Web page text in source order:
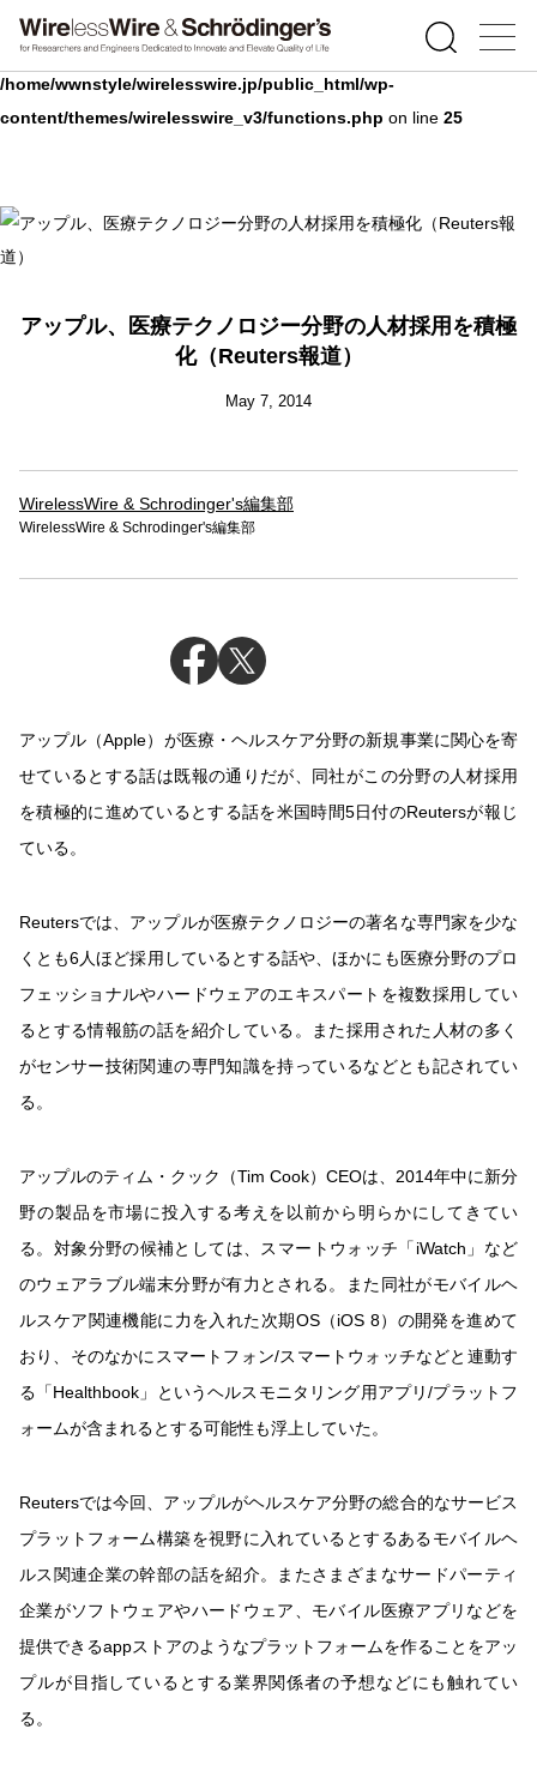
Warning: Undefined array key 0 in
/home/wwnstyle/wirelesswire.jp/public_html/wp-
content/themes/wirelesswire_v3/functions.php on line 25
アップル、医療テクノロジー分野の人材採用を積極
化（Reuters報道）
May 7, 2014
WirelessWire & Schrodinger's編集部
WirelessWire & Schrodinger's編集部
アップル（Apple）が医療・ヘルスケア分野の新規事業に関心を寄
せているとする話は既報の通りだが、同社がこの分野の人材採用
を積極的に進めているとする話を米国時間5日付のReutersが報じ
ている。
Reutersでは、アップルが医療テクノロジーの著名な専門家を少な
くとも6人ほど採用しているとする話や、ほかにも医療分野のプロ
フェッショナルやハードウェアのエキスパートを複数採用してい
るとする情報筋の話を紹介している。また採用された人材の多く
がセンサー技術関連の専門知識を持っているなどとも記されてい
る。
アップルのティム・クック（Tim Cook）CEOは、2014年中に新分
野の製品を市場に投入する考えを以前から明らかにしてきてい
る。対象分野の候補としては、スマートウォッチ「iWatch」など
のウェアラブル端末分野が有力とされる。また同社がモバイルヘ
ルスケア関連機能に力を入れた次期OS（iOS 8）の開発を進めて
おり、そのなかにスマートフォン/スマートウォッチなどと連動す
る「Healthbook」というヘルスモニタリング用アプリ/プラットフ
ォームが含まれるとする可能性も浮上していた。
Reutersでは今回、アップルがヘルスケア分野の総合的なサービス
プラットフォーム構築を視野に入れているとするあるモバイルヘ
ルス関連企業の幹部の話を紹介。またさまざまなサードパーティ
企業がソフトウェアやハードウェア、モバイル医療アプリなどを
提供できるappストアのようなプラットフォームを作ることをアッ
プルが目指しているとする業界関係者の予想などにも触れてい
る。